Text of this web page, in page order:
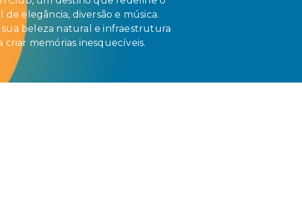
elegância, diversão e música.
beleza natural e infraestrutura
memórias inesquecíveis.